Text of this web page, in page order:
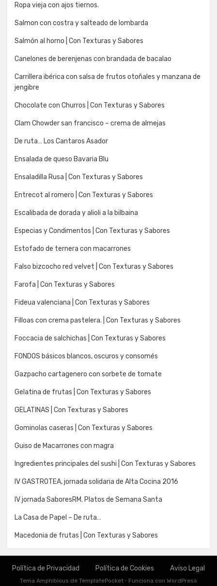
Ropa vieja con ajos tiernos.
Salmon con costra y salteado de lombarda
Salmón al horno | Con Texturas y Sabores
Canelones de berenjenas con brandada de bacalao
Carrillera ibérica con salsa de frutos otoñales y manzana de
jengibre
Chocolate con Churros | Con Texturas y Sabores
Clam Chowder san francisco – crema de almejas
De ruta… Los Cantaros Asador
Ensalada de queso Bavaria Blu
Ensaladilla Rusa | Con Texturas y Sabores
Entrecot al romero | Con Texturas y Sabores
Escalibada de dorada y alioli a la bilbaina
Especias y Condimentos | Con Texturas y Sabores
Estofado de ternera con macarrones
Falso bizcocho red velvet | Con Texturas y Sabores
Farofa | Con Texturas y Sabores
Fideua valenciana | Con Texturas y Sabores
Filloas con crema pastelera. | Con Texturas y Sabores
Foccacia de salchichas | Con Texturas y Sabores
FONDOS básicos blancos, oscuros y consomés
Gazpacho cartagenero con sorbete de tomate
Gelatina de frutas | Con Texturas y Sabores
GELATINAS | Con Texturas y Sabores
Gominolas caseras | Con Texturas y Sabores
Guiso de Macarrones con magra
Ingredientes principales del sushi | Con Texturas y Sabores
IV GASTROTEA, jornada solidaria de Alta Cocina 2016
IV jornada SaboresRM. Platos de Semana Santa
La Casa de Papel – De ruta…
Macedonia de frutas | Con Texturas y Sabores
Política de Privacidad Política de Cookies Aviso Legal
Tema Amphibious de TemplatePocket ⋅ Funciona con WordPress